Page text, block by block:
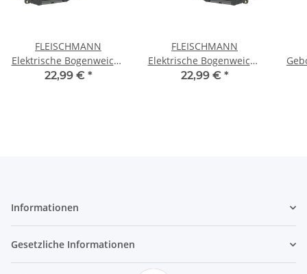
FLEISCHMANN
Elektrische Bogenweiche
R1/R2 links 22273 Spur
22,99 € *
FLEISCHMANN
Elektrische Bogenweiche
R1/R2 rechts 22275 Spur
22,99 € *
Informationen
Gesetzliche Informationen